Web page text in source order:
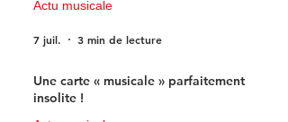
Actu musicale
7 juil. 3 min de lecture
Une carte « musicale » parfaitement
insolite !